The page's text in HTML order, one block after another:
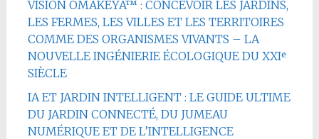
VISION OMAKËYA™ : CONCEVOIR LES JARDINS,
LES FERMES, LES VILLES ET LES TERRITOIRES
COMME DES ORGANISMES VIVANTS – LA
NOUVELLE INGÉNIERIE ÉCOLOGIQUE DU XXIᵉ
SIÈCLE
IA ET JARDIN INTELLIGENT : LE GUIDE ULTIME
DU JARDIN CONNECTÉ, DU JUMEAU
NUMÉRIQUE ET DE L’INTELLIGENCE